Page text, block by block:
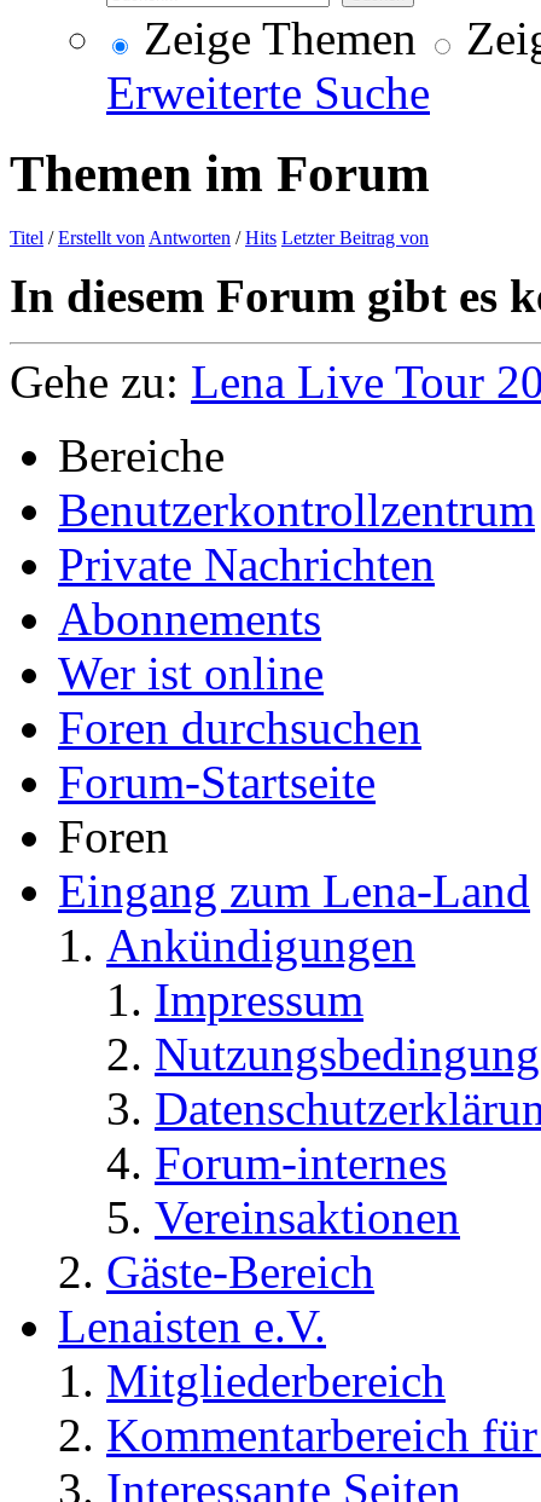
Zeige Themen
Erweiterte Suche
Themen im Forum
Titel /Erstellt von Antworten /Hits Letzter Beitrag von
In diesem Forum gibt es
Gehe zu: Lena Live Tour
Bereiche
Benutzerkontrollzentrum
Private Nachrichten
Abonnements
Wer ist online
Foren durchsuchen
Forum-Startseite
Foren
Eingang zum Lena-Land
Ankündigungen
Impressum
Forum-internes
Vereinsaktionen
Gäste-Bereich
Lenaisten e.V.
Mitgliederbereich
Kommentarbereich
Interessante Seiten